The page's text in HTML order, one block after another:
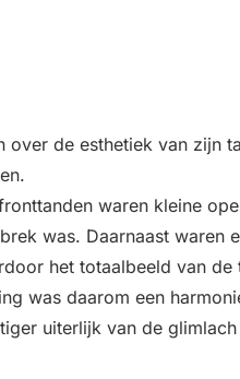
over de esthetiek van zijn
waren kleine
was. Daarnaast waren
het totaalbeeld van
was daarom een
uiterlijk van de